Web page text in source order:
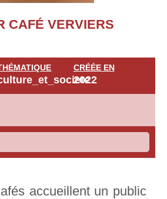
CAFÉ VERVIERS
CRÉÉE EN
2022
accueillent un public